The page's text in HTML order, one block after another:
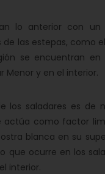
anterior con un
las estepas, como
se encuentran
Menor y en el interior.
saladares es de
actúa como factor
blanca en su
que ocurre en los
interior.